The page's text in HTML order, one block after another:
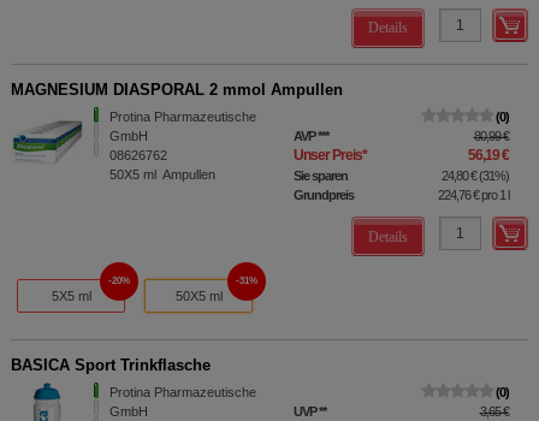
Details
MAGNESIUM DIASPORAL 2 mmol Ampullen
Protina Pharmazeutische
GmbH
08626762
50X5 ml Ampullen
0
AVP*** 80,99 €
Unser Preis* 56,19 €
Sie sparen 24,80 €(31%)
Grundpreis
224,76 €pro 1 l
Details
5X5 ml
20%
50X5 ml
31%
BASICA Sport Trinkflasche
Protina Pharmazeutische
GmbH
0
UVP** 3,65 €